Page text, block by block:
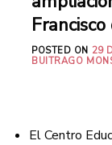
POSTED ON 29
BUITRAGO
El Centro